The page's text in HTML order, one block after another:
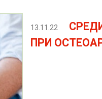
13.11.22
ПРИ